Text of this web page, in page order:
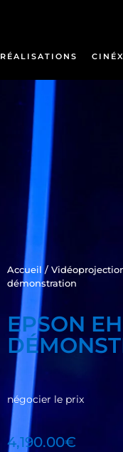
RÉALISATIONS
Accueil/
démonstration
EPSON
négocier le prix
4,190.00€